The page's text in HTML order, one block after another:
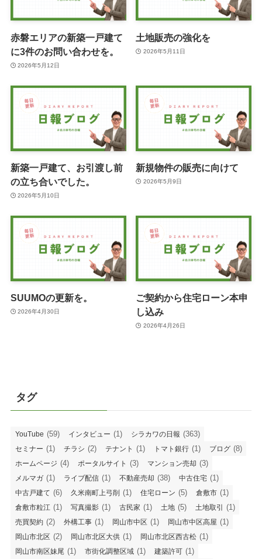
赤磐エリアの新築一戸建て
に3件のお問い合わせを。
2026年5月12日
土地販売の強化を
2026年5月11日
新築一戸建て、お引渡し前
の立ち合いでした。
2026年5月10日
新規物件の販売に向けて
2026年5月9日
SUUMOの更新を。
2026年4月30日
ご契約から住宅ローン本申
し込み
2026年4月26日
タグ
YouTube (59) インタビュー (1) シラカワの日報 (363)
セミナー (1) チラシ (2) テナント (1) トマト銀行 (1) ブログ (8)
ホームページ (4) ポータルサイト (3) マンション売却 (3)
メルマガ (1) ライブ配信 (1) 不動産売却 (38) 中古住宅 (1)
中古戸建て (6) 久米南町上弓削 (1) 住宅ローン (5) 倉敷市 (1)
倉敷市粒江 (1) 写真撮影 (1) 古民家 (1) 土地 (5) 土地取引 (1)
売買契約 (2) 外構工事 (1) 岡山市中区 (1) 岡山市中区高屋 (1)
岡山市北区 (2) 岡山市北区大供 (1) 岡山市北区西古松 (1)
岡山市南区妹尾 (1) 市街化調整区域 (1) 建築許可 (1)